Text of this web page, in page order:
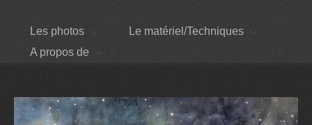
Les photos
Le matériel/Techniques
A propos de